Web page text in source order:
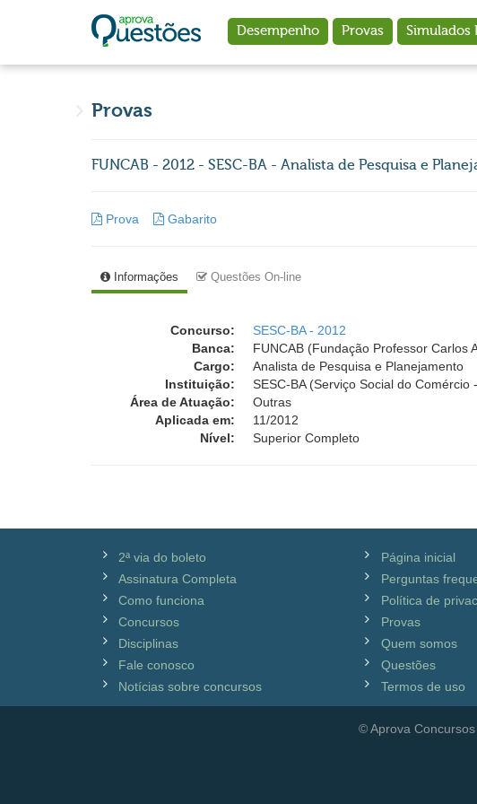
Desempenho Provas Simulados
Provas
FUNCAB - 2012 - SESC-BA - Analista de Pesquisa e
Prova Gabarito
Informações Questões On-line
Concurso:
SESC-BA - 2012
Banca:
FUNCAB (Fundação Professor Carlos
Cargo:
Analista de Pesquisa e Planejamento
Instituição:
SESC-BA (Serviço Social do Comércio
Área de Atuação:
Outras
Aplicada em:
11/2012
Nível:
Superior Completo
2ª via do boleto
Assinatura Completa
Como funciona
Concursos
Disciplinas
Fale conosco
Notícias sobre concursos
Página inicial
Perguntas
Política de
Provas
Quem somos
Questões
Termos de uso
© Aprova